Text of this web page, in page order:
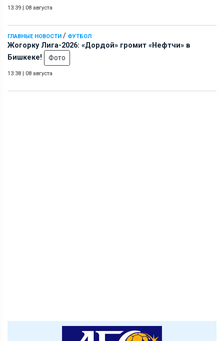
13:39 | 08 августа
ГЛАВНЫЕ НОВОСТИ / ФУТБОЛ
Жогорку Лига-2026: «Дордой» громит «Нефтчи» в
Бишкеке!
Фото
13:38 | 08 августа